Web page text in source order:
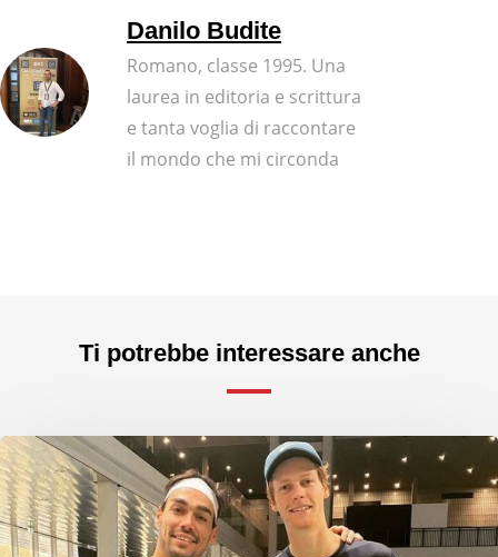
Danilo Budite
Romano, classe 1995. Una
laurea in editoria e scrittura
e tanta voglia di raccontare
il mondo che mi circonda
Ti potrebbe interessare anche